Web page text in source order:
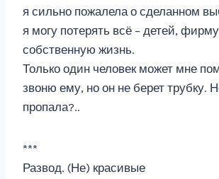
я сильно пожалела о сделанном
я могу потерять всё – детей,
собственную жизнь.
Только один человек может мне
звоню ему, но он не берет трубку.
пропала?..
***
Развод. (Не) красивые